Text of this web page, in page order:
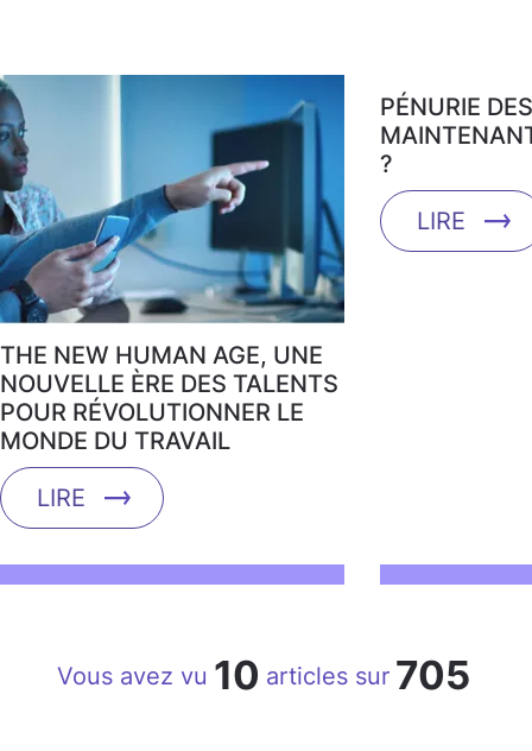
THE NEW HUMAN AGE, UNE
NOUVELLE ÈRE DES TALENTS
POUR RÉVOLUTIONNER LE
MONDE DU TRAVAIL
LIRE
PÉNURIE
?
LIRE
Vous avez vu 10 articles sur 705